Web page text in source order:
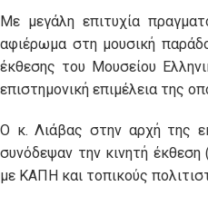
Με μεγάλη επιτυχία
αφιέρωμα στη μουσική
έκθεσης του Μουσείου
επιστημονική επιμέλεια της
Ο κ. Λιάβας στην αρχή της
συνόδεψαν την κινητή έκθεση
με ΚΑΠΗ και τοπικούς